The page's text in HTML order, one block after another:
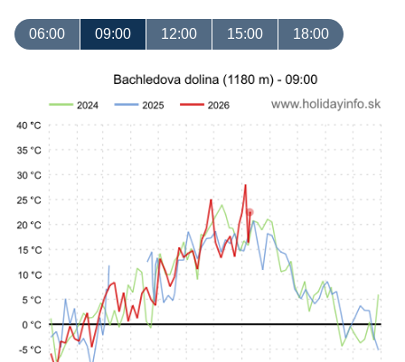
06:00 09:00 12:00 15:00 18:00